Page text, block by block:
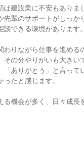
建設業に不安もありま
先輩のサポートがしっか
できる環境があります。
わりながら仕事を進める
の分やりがいも大きい
「ありがとう」と言って
たと感じます。
る機会が多く、日々成長